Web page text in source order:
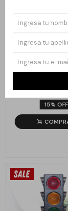
Llega
LÁMPARA
ASTRONAUTA
$841
15